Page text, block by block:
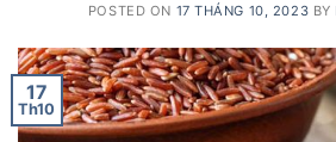
POSTED ON 17 THÁNG 10, 2023 BY
17
Th10